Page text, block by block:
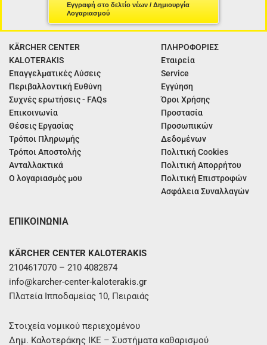
Εγγραφή στο δελτίο νέων / Δημιουργία
Λογαριασμού
KÄRCHER CENTER
KALOTERAKIS
Επαγγελματικές Λύσεις
Περιβαλλοντική Ευθύνη
Συχνές ερωτήσεις - FAQs
Επικοινωνία
Θέσεις Εργασίας
Τρόποι Πληρωμής
Τρόποι Αποστολής
Ανταλλακτικά
Ο λογαριασμός μου
ΠΛΗΡΟΦΟΡΙΕΣ
Εταιρεία
Service
Εγγύηση
Όροι Χρήσης
Προστασία
Προσωπικών
Δεδομένων
Πολιτική Cookies
Πολιτική Απορρήτου
Πολιτική Επιστροφών
Ασφάλεια Συναλλαγών
ΕΠΙΚΟΙΝΩΝΙΑ
KÄRCHER CENTER KALOTERAKIS
2104617070 – 210 4082874
info@karcher-center-kaloterakis.gr
Πλατεία Ιπποδαμείας 10, Πειραιάς
Στοιχεία νομικού περιεχομένου
Δημ. Καλοτεράκης ΙΚΕ – Συστήματα καθαρισμού